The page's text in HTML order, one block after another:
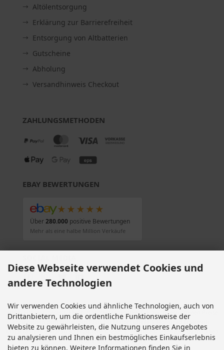
Altölentsorgung
Erklärung zur Barrierefreiheit
Entsorgung von Altbatterien
Gutscheine
Abholung
Versandhinweis Checkout
ZAHLUNGSMETHODEN
EBAY BEWERTUNGEN
★★★★★
Über280.000positive Bewertungen
Mehr als eine halbe Million Verkäufe
Alle Preise inkl. gesetzl. MwSt. zzgl. Versandkosten . Die durchgestrichenen Preise
entsprechen dem bisherigen Preis bei Motorradteile & Motorrad Ersatzteile.
Motorradteile & Motorrad Ersatzteile © 2026 | Template © 2009-2026 by modified
eCommerce Shopsoftware
Diese Webseite verwendet Cookies und
andere Technologien
Wir verwenden Cookies und ähnliche Technologien, auch von
Drittanbietern, um die ordentliche Funktionsweise der
Website zu gewährleisten, die Nutzung unseres Angebotes
zu analysieren und Ihnen ein bestmögliches Einkaufserlebnis
bieten zu können. Weitere Informationen finden Sie in